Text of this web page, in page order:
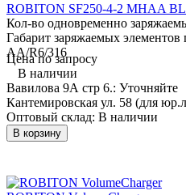
ROBITON SF250-4-2 MHAA
Кол-во одновременно
Габарит заряжаемых элементов
AA/R6/316
Цена по запросу
В наличии
Вавилова 9А стр 6.: Уточняйте
Кантемировская ул. 58 (для
Оптовый склад: В наличии
В корзину